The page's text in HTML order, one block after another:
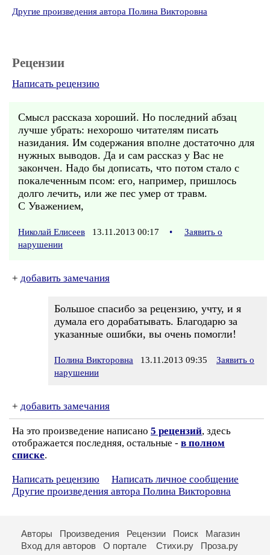
Другие произведения автора Полина Викторовна
Рецензии
Написать рецензию
Смысл рассказа хороший. Но последний абзац
лучше убрать: нехорошо читателям писать
назидания. Им содержания вполне достаточно для
нужных выводов. Да и сам рассказ у Вас не
закончен. Надо бы дописать, что потом стало с
покалеченным псом: его, например, пришлось
долго лечить, или же пес умер от травм.
С Уважением,
Николай Елисеев 13.11.2013 00:17 •
Заявить о
нарушении
+ добавить замечания
Большое спасибо за рецензию, учту, и я
думала его дорабатывать. Благодарю за
указанные ошибки, вы очень помогли!
Полина Викторовна 13.11.2013 09:35
Заявить о
нарушении
+ добавить замечания
На это произведение написано 5 рецензий, здесь
отображается последняя, остальные - в полном
списке.
Написать рецензию
Написать личное сообщение
Другие произведения автора Полина Викторовна
Авторы Произведения Рецензии Поиск
Магазин
Вход для авторов
О портале Стихи.ру Проза.ру